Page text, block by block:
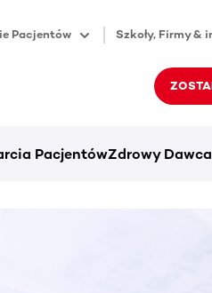
Pacjentów Szkoły, Firmy &
PacjentówZdrowy Dawca